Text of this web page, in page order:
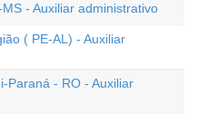
- Auxiliar administrativo
( PE-AL) - Auxiliar
Paraná - RO - Auxiliar